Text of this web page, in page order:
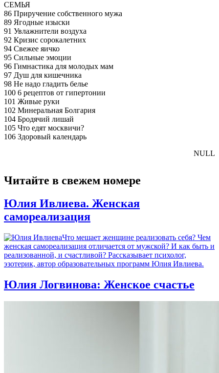
СЕМЬЯ
86 Приручение собственного мужа
89 Ягодные изыски
91 Увлажнители воздуха
92 Кризис сорокалетних
94 Свежее яичко
95 Сильные эмоции
96 Гимнастика для молодых мам
97 Душ для кишечника
98 Не надо гладить белье
100 6 рецептов от гипертонии
101 Живые руки
102 Минеральная Болгария
104 Бродячий лишай
105 Что едят москвичи?
106 Здоровый календарь
NULL
Читайте в свежем номере
Юлия Ивлиева. Женская
самореализация
Что мешает женщине реализовать себя? Чем
женская самореализация отличается от мужской? И как быть и
реализованной, и счастливой? Рассказывает психолог,
эзотерик, автор образовательных программ Юлия Ивлиева.
Юлия Логвинова: Женское счастье